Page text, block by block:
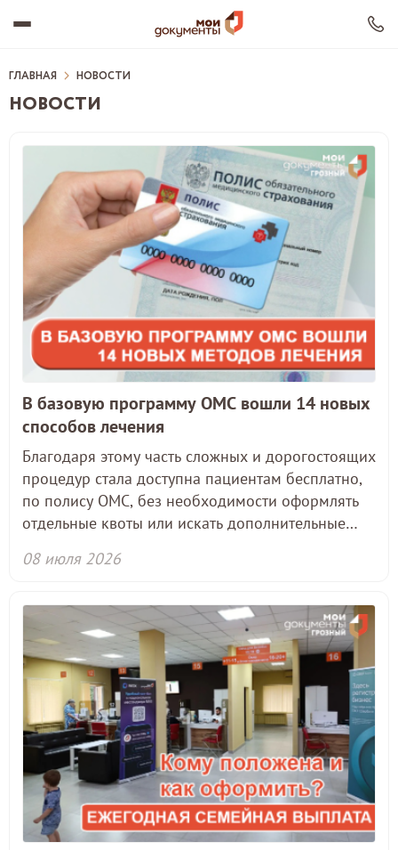
УСЛУГИ
ДОКУМЕНТЫ
ВАКАНСИИ
ДЛЯ ТУРИСТОВ ЧР
НОВОСТИ
Сохранить ВК
ГЛАВНАЯ НОВОСТИ
НОВОСТИ
В базовую программу ОМС вошли 14 новых
способов лечения
Благодаря этому часть сложных и дорогостоящих
процедур стала доступна пациентам бесплатно,
по полису ОМС, без необходимости оформлять
отдельные квоты или искать дополнительные
08 июля 2026